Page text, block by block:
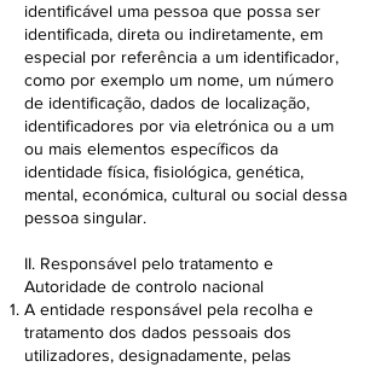
identificável uma pessoa que possa ser
identificada, direta ou indiretamente, em
especial por referência a um identificador,
como por exemplo um nome, um número
de identificação, dados de localização,
identificadores por via eletrónica ou a um
ou mais elementos específicos da
identidade física, fisiológica, genética,
mental, económica, cultural ou social dessa
pessoa singular.
II. Responsável pelo tratamento e
Autoridade de controlo nacional
A entidade responsável pela recolha e
tratamento dos dados pessoais dos
utilizadores, designadamente, pelas